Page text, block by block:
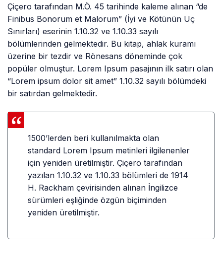
Çiçero tarafından M.Ö. 45 tarihinde kaleme alınan “de
Finibus Bonorum et Malorum” (İyi ve Kötünün Uç
Sınırları) eserinin 1.10.32 ve 1.10.33 sayılı
bölümlerinden gelmektedir. Bu kitap, ahlak kuramı
üzerine bir tezdir ve Rönesans döneminde çok
popüler olmuştur. Lorem Ipsum pasajının ilk satırı olan
“Lorem ipsum dolor sit amet” 1.10.32 sayılı bölümdeki
bir satırdan gelmektedir.
1500’lerden beri kullanılmakta olan
standard Lorem Ipsum metinleri ilgilenenler
için yeniden üretilmiştir. Çiçero tarafından
yazılan 1.10.32 ve 1.10.33 bölümleri de 1914
H. Rackham çevirisinden alınan İngilizce
sürümleri eşliğinde özgün biçiminden
yeniden üretilmiştir.